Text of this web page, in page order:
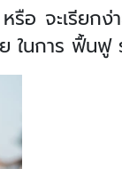
รือ จะเรียก
ในการ ฟื้นฟู